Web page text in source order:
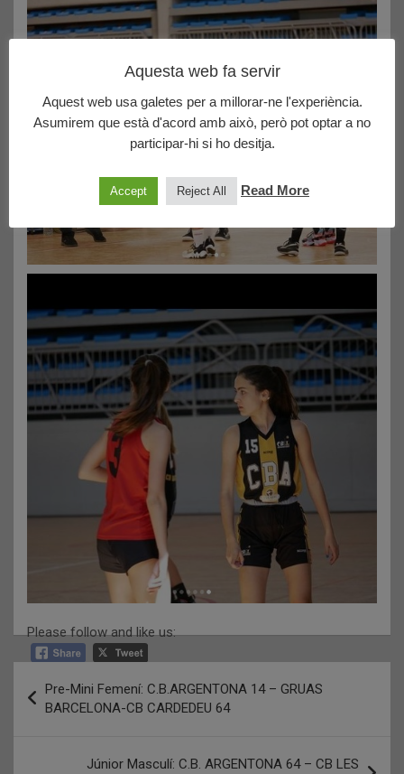
Please follow and like us:
d'entrades
Pre-Mini Femení: C.B.ARGENTONA 14 – GRUAS
BARCELONA-CB CARDEDEU 64
Júnior Masculí: C.B. ARGENTONA 64 – CB LES
Aquesta web fa servir
Aquest web usa galetes per a millorar-ne l'experiència.
Asumirem que està d'acord amb això, però pot optar a no
participar-hi si ho desitja.
Accept Reject All Read More